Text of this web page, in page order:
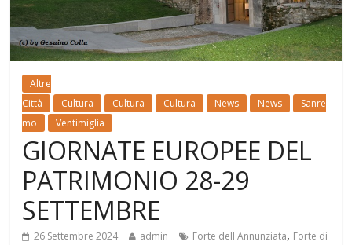
Altre
Città
Cultura Cultura Cultura News News
Sanre
mo
Ventimiglia
GIORNATE EUROPEE DEL
PATRIMONIO 28-29
SETTEMBRE
26 Settembre 2024 admin Forte dell'Annunziata, Forte di